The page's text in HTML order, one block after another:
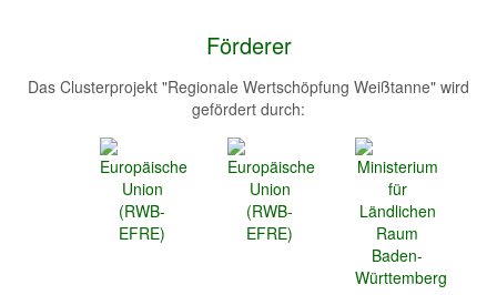
Förderer
Das Clusterprojekt "Regionale Wertschöpfung Weißtanne" wird
gefördert durch: